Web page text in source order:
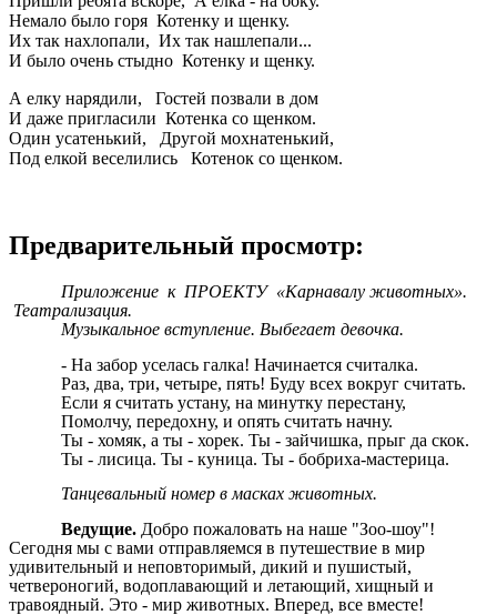
Немало было горя Котенку и щенку.
Их так нахлопали, Их так нашлепали...
И было очень стыдно Котенку и щенку.
А елку нарядили, Гостей позвали в дом
И даже пригласили Котенка со щенком.
Один усатенький, Другой мохнатенький,
Под елкой веселились Котенок со щенком.
Предварительный просмотр:
Приложение к ПРОЕКТУ «Карнавалу животных».
Театрализация.
Музыкальное вступление. Выбегает девочка.
- На забор уселась галка! Начинается считалка.
Раз, два, три, четыре, пять! Буду всех вокруг считать.
Если я считать устану, на минутку перестану,
Помолчу, передохну, и опять считать начну.
Ты - хомяк, а ты - хорек. Ты - зайчишка, прыг да скок.
Ты - лисица. Ты - куница. Ты - бобриха-мастерица.
Танцевальный номер в масках животных.
Ведущие.Добро пожаловать на наше "Зоо-шоу"!
Сегодня мы с вами отправляемся в путешествие в мир
удивительный и неповторимый, дикий и пушистый,
четвероногий, водоплавающий и летающий, хищный и
травоядный. Это - мир животных. Вперед, все вместе!